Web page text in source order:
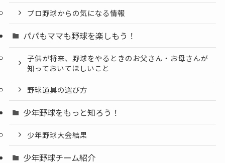
プロ野球からの気になる情報
パパもママも野球を楽しもう！
子供が将来、野球をやるときのお父さん・お母さんが
知っておいてほしいこと
野球道具の選び方
少年野球をもっと知ろう！
少年野球大会結果
少年野球チーム紹介